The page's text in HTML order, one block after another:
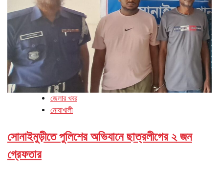
জেলার খবর
নোয়াখালী
সোনাইমুড়ীতে পুলিশের অভিযানে ছাত্রলীগের ২ জন
গ্রেফতার